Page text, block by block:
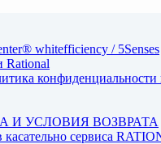
whitefficiency / 5Senses
Rational
И УСЛОВИЯ ВОЗВРАТА
сервиса